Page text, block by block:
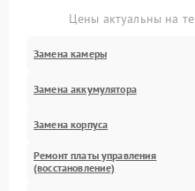
Цены актуальны на
Замена камеры
Замена аккумулятора
Замена корпуса
Ремонт платы управления
(восстановление)